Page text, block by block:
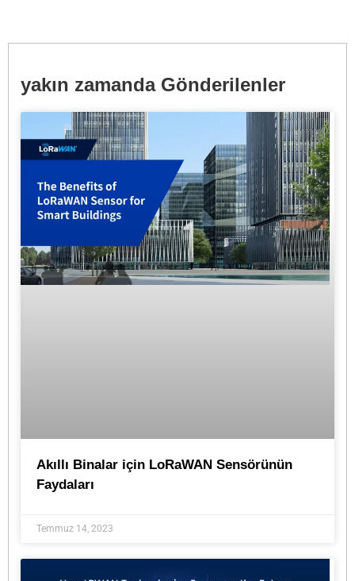
yakın zamanda Gönderilenler
Akıllı Binalar için LoRaWAN Sensörünün
Faydaları
Temmuz 14, 2023